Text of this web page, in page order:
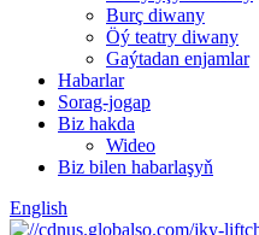
Burç diwany
Öý teatry diwany
Gaýtadan enjamlar
Habarlar
Sorag-jogap
Biz hakda
Wideo
Biz bilen habarlaşyň
English